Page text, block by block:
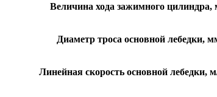
Величина хода зажимного цилиндра,
Диаметр троса основной лебедки,
Линейная скорость основной лебедки,